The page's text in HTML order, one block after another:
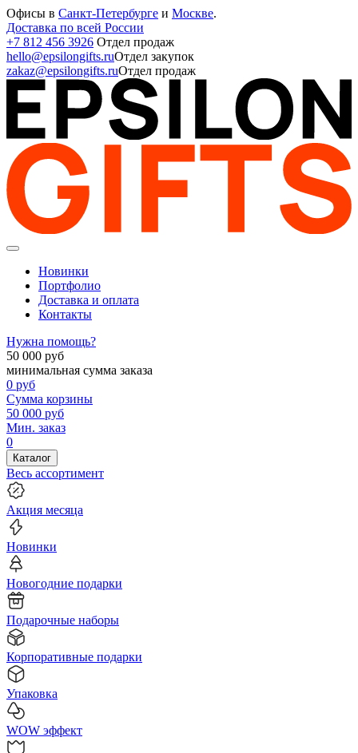
Офисы в Санкт-Петербурге и Москве.
Доставка по всей России
+7 812 456 3926 Отдел продаж
hello@epsilongifts.ruОтдел закупок
zakaz@epsilongifts.ruОтдел продаж
Новинки
Портфолио
Доставка и оплата
Контакты
Нужна помощь?
50 000 руб
минимальная сумма заказа
0 руб
Сумма корзины
50 000 руб
Мин. заказ
0
Каталог
Весь ассортимент
Акция месяца
Новинки
Новогодние подарки
Подарочные наборы
Корпоративные подарки
Упаковка
WOW эффект